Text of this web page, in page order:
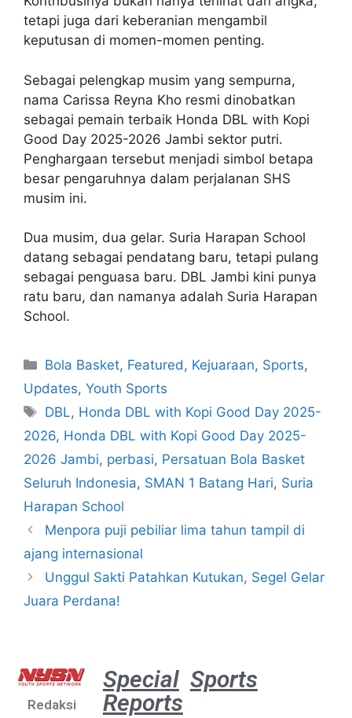
tetapi juga dari keberanian mengambil
keputusan di momen-momen penting.
Sebagai pelengkap musim yang sempurna,
nama Carissa Reyna Kho resmi dinobatkan
sebagai pemain terbaik Honda DBL with Kopi
Good Day 2025-2026 Jambi sektor putri.
Penghargaan tersebut menjadi simbol betapa
besar pengaruhnya dalam perjalanan SHS
musim ini.
Dua musim, dua gelar. Suria Harapan School
datang sebagai pendatang baru, tetapi pulang
sebagai penguasa baru. DBL Jambi kini punya
ratu baru, dan namanya adalah Suria Harapan
School.
Bola Basket, Featured, Kejuaraan, Sports,
Updates, Youth Sports
DBL, Honda DBL with Kopi Good Day 2025-
2026, Honda DBL with Kopi Good Day 2025-
2026 Jambi, perbasi, Persatuan Bola Basket
Seluruh Indonesia, SMAN 1 Batang Hari, Suria
Harapan School
Menpora puji pebiliar lima tahun tampil di
ajang internasional
Unggul Sakti Patahkan Kutukan, Segel Gelar
Juara Perdana!
Redaksi
Special
Reports
Sports